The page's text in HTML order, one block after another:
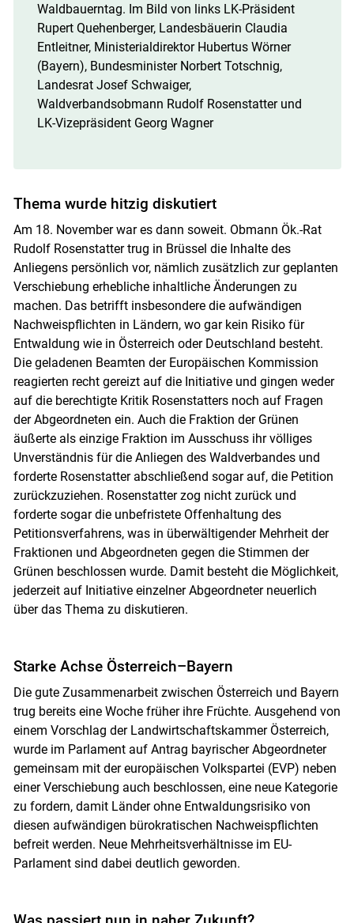
Waldbauerntag. Im Bild von links LK-Präsident
Rupert Quehenberger, Landesbäuerin Claudia
Entleitner, Ministerialdirektor Hubertus Wörner
(Bayern), Bundesminister Norbert Totschnig,
Landesrat Josef Schwaiger,
Waldverbandsobmann Rudolf Rosenstatter und
LK-Vizepräsident Georg Wagner
Thema wurde hitzig diskutiert
Am 18. November war es dann soweit. Obmann Ök.-Rat
Rudolf Rosenstatter trug in Brüssel die Inhalte des
Anliegens persönlich vor, nämlich zusätzlich zur geplanten
Verschiebung erhebliche inhaltliche Änderungen zu
machen. Das betrifft insbesondere die aufwändigen
Nachweispflichten in Ländern, wo gar kein Risiko für
Entwaldung wie in Österreich oder Deutschland besteht.
Die geladenen Beamten der Europäischen Kommission
reagierten recht gereizt auf die Initiative und gingen weder
auf die berechtigte Kritik Rosenstatters noch auf Fragen
der Abgeordneten ein. Auch die Fraktion der Grünen
äußerte als einzige Fraktion im Ausschuss ihr völliges
Unverständnis für die Anliegen des Waldverbandes und
forderte Rosenstatter abschließend sogar auf, die Petition
zurückzuziehen. Rosenstatter zog nicht zurück und
forderte sogar die unbefristete Offenhaltung des
Petitionsverfahrens, was in überwältigender Mehrheit der
Fraktionen und Abgeordneten gegen die Stimmen der
Grünen beschlossen wurde. Damit besteht die Möglichkeit,
jederzeit auf Initiative einzelner Abgeordneter neuerlich
über das Thema zu diskutieren.
Starke Achse Österreich–Bayern
Die gute Zusammenarbeit zwischen Österreich und Bayern
trug bereits eine Woche früher ihre Früchte. Ausgehend von
einem Vorschlag der Landwirtschaftskammer Österreich,
wurde im Parlament auf Antrag bayrischer Abgeordneter
gemeinsam mit der europäischen Volkspartei (EVP) neben
einer Verschiebung auch beschlossen, eine neue Kategorie
zu fordern, damit Länder ohne Entwaldungsrisiko von
diesen aufwändigen bürokratischen Nachweispflichten
befreit werden. Neue Mehrheitsverhältnisse im EU-
Parlament sind dabei deutlich geworden.